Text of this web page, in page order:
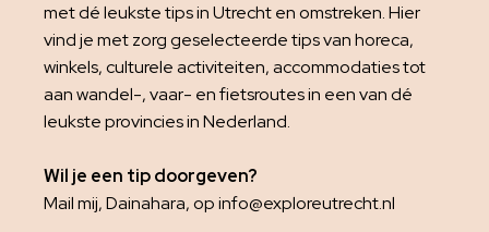
met dé leukste tips in Utrecht en omstreken. Hier
vind je met zorg geselecteerde tips van horeca,
winkels, culturele activiteiten, accommodaties tot
aan wandel-, vaar- en fietsroutes in een van dé
leukste provincies in Nederland.
Wil je een tip doorgeven?
Mail mij, Dainahara, op info@exploreutrecht.nl